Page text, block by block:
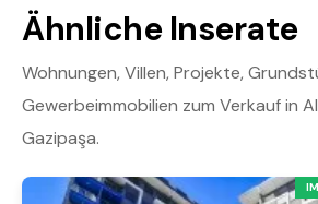
Ähnliche Inserate
Wohnungen, Villen, Projekte,
Gewerbeimmobilien zum Verkauf in
Gazipaşa.